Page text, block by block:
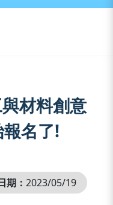
材料創意
名了!
期： 2023/05/19